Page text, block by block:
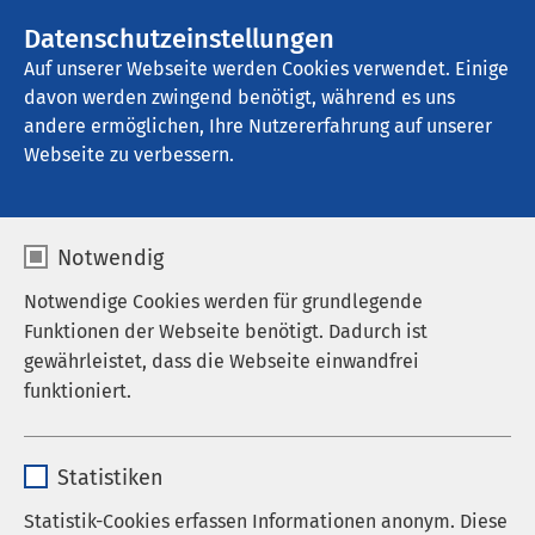
Datenschutzeinstellungen
Auf unserer Webseite werden Cookies verwendet. Einige
davon werden zwingend benötigt, während es uns
andere ermöglichen, Ihre Nutzererfahrung auf unserer
Webseite zu verbessern.
Notwendig
Notwendige Cookies werden für grundlegende
Funktionen der Webseite benötigt. Dadurch ist
gewährleistet, dass die Webseite einwandfrei
funktioniert.
Anbieter sgalinski
Statistiken
Statistik-Cookies erfassen Informationen anonym. Diese
AMEOS Poliklinikum Bremen